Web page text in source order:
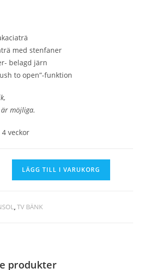
med stenfaner
belagd järn
to open”-funktion
möjliga.
veckor
LÄGG TILL I VARUKORG
,TV BÄNK
produkter